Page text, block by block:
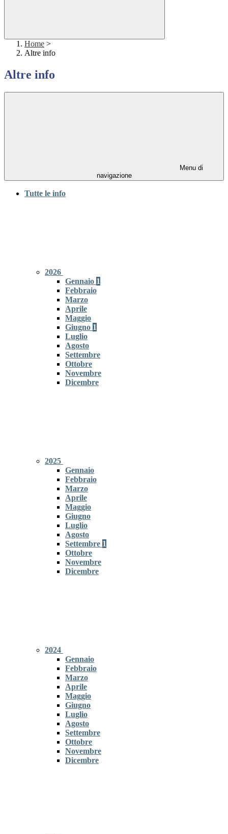
Home >
Altre info
Altre info
Menu di
navigazione
Tutte le info
2026
Gennaio 1
Febbraio
Marzo
Aprile
Maggio
Giugno 1
Luglio
Agosto
Settembre
Ottobre
Novembre
Dicembre
2025
Gennaio
Febbraio
Marzo
Aprile
Maggio
Giugno
Luglio
Agosto
Settembre 1
Ottobre
Novembre
Dicembre
2024
Gennaio
Febbraio
Marzo
Aprile
Maggio
Giugno
Luglio
Agosto
Settembre
Ottobre
Novembre
Dicembre